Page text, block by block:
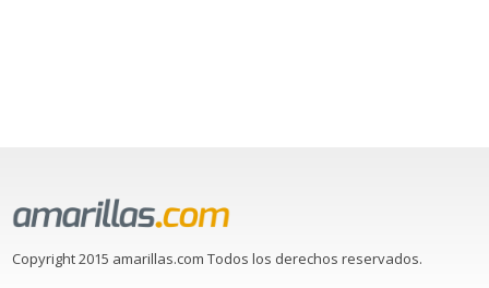
Copyright 2015 amarillas.com Todos los derechos reservados.